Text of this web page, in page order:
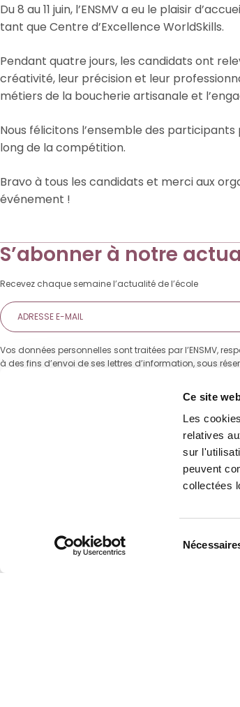
Ce site
Les
relatives
sur
peuvent
collectées
Du 8 au 11 juin, l’ENSMV a eu le plaisir
tant que Centre d’Excellence WorldSkills.
Pendant quatre jours, les candidats ont
créativité, leur précision et leur
métiers de la boucherie artisanale et
Nous félicitons l’ensemble des
long de la compétition.
Bravo à tous les candidats et merci aux
événement !
S’abonner à notre
Recevez chaque semaine l’actualité de l’école
E-
mail
Vos données personnelles sont traitées par l’ENSMV,
à des fins d’envoi de ses lettres d’information, sous
sur vos données et vos droits, veuillez consulter notre